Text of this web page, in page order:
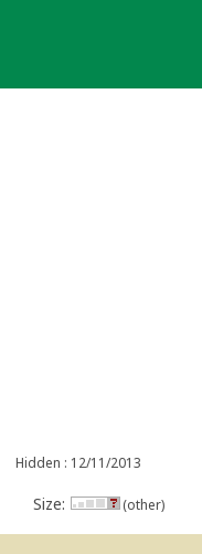
Hidden : 12/11/2013
Size: (other)